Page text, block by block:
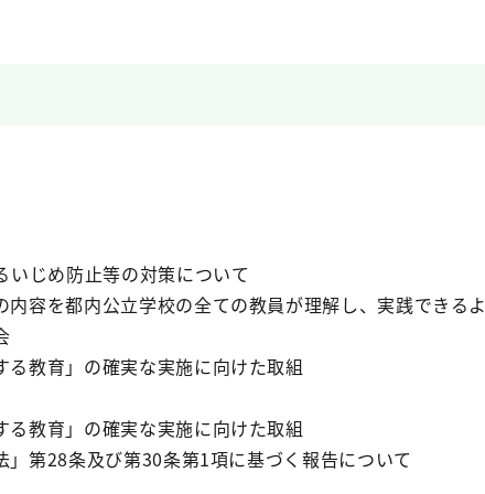
いじめ防止等の対策について
内容を都内公立学校の全ての教員が理解し、実践できる
る教育」の確実な実施に向けた取組
る教育」の確実な実施に向けた取組
」第28条及び第30条第1項に基づく報告について